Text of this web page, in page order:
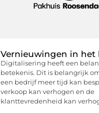
Vernieuwingen in het
Digitalisering heeft een
betekenis. Dit is belangrijk
een bedrijf meer tijd kan
verkoop kan verhogen en de
klanttevredenheid kan